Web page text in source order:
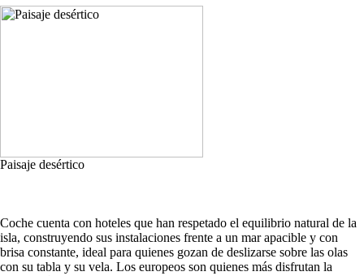
Paisaje desértico
Coche cuenta con hoteles que han respetado el equilibrio natural de la
isla, construyendo sus instalaciones frente a un mar apacible y con
brisa constante, ideal para quienes gozan de deslizarse sobre las olas
con su tabla y su vela. Los europeos son quienes más disfrutan la